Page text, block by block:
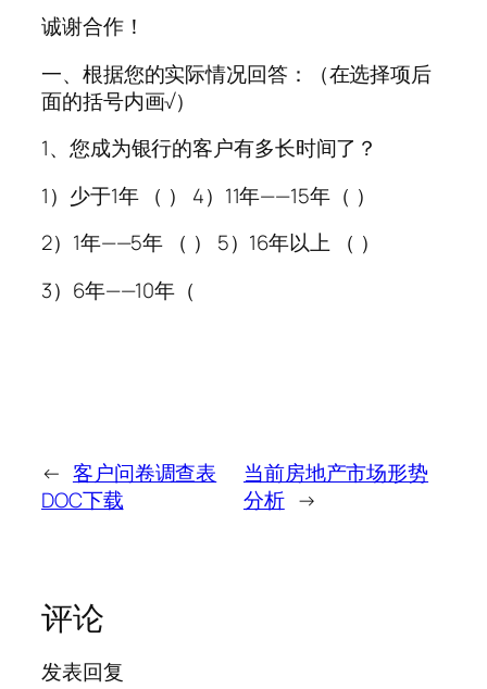
诚谢合作！
一、根据您的实际情况回答：（在选择项后
面的括号内画√）
1、您成为银行的客户有多长时间了？
1）少于1年 （ ） 4）11年——15年（ ）
2）1年——5年 （ ） 5）16年以上 （ ）
3）6年——10年（
← 客户问卷调查表
DOC下载
当前房地产市场形势
分析 →
评论
发表回复